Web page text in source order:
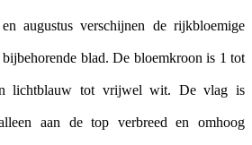
augustus verschijnen de rijkbloemige
blad. De bloemkroon is 1 tot
lichtblauw tot vrijwel wit. De vlag is
aan de top verbreed en omhoog